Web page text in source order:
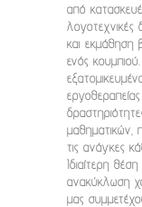
από
λογοτεχνικές
και εκμάθηση
ενός
μαθηματικών,
τις ανάγκες
Ιδιαίτερη
ανακύκλωση
μας